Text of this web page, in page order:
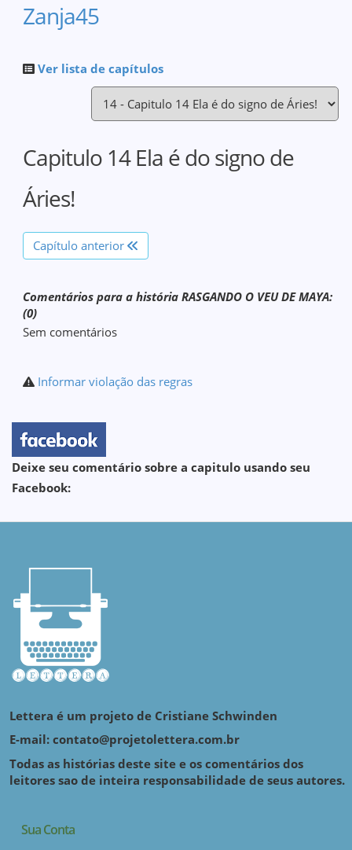
Zanja45
Ver lista de capítulos
Capitulo 14 Ela é do signo de
Áries!
Capítulo anterior
Comentários para a história RASGANDO O VEU DE MAYA:
(0)
Sem comentários
Informar violação das regras
Deixe seu comentário sobre a capitulo usando seu
Facebook:
Lettera é um projeto de Cristiane Schwinden
E-mail: contato@projetolettera.com.br
Todas as histórias deste site e os comentários dos
leitores sao de inteira responsabilidade de seus autores.
Sua Conta